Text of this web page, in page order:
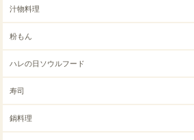
汁物料理
粉もん
ハレの日ソウルフード
寿司
鍋料理